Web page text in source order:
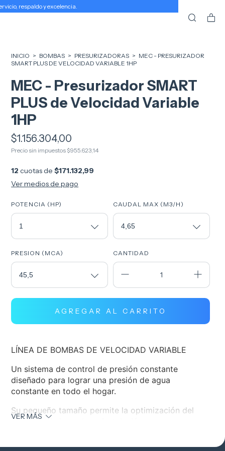
respaldo y excelencia.
INICIO > BOMBAS > PRESURIZADORAS > MEC - PRESURIZADOR
SMART PLUS DE VELOCIDAD VARIABLE 1HP
MEC - Presurizador SMART
PLUS de Velocidad Variable
1HP
$1.156.304,00
Precio sin impuestos $955.623,14
12 cuotas de$171.132,99
Ver medios de pago
POTENCIA (HP) CAUDAL MAX (M3/H)
PRESION (MCA) CANTIDAD
LÍNEA DE BOMBAS DE VELOCIDAD VARIABLE
Un sistema de control de presión constante
diseñado para lograr una presión de agua
constante en todo el hogar.
Su pequeño tamaño permite la optimización del
espacio a la hora de su instalación;
VER MÁS